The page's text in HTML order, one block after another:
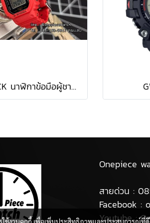
G-SHOCK นาฬิกาข้อมือผู้ชาย DWN-5600-4DR สีแดง
Onepiece
สายด่วน :
Facebook :
Youtube :